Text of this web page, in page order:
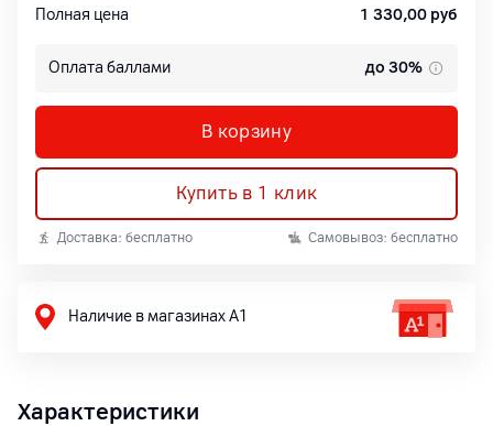
Полная цена 1 330,00 руб
Оплата баллами до 30%
В корзину
Купить в 1 клик
Доставка: бесплатно Самовывоз: бесплатно
Наличие в магазинах А1
Характеристики